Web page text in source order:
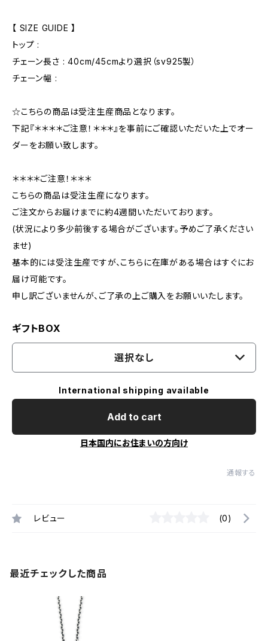
【 SIZE GUIDE 】
トップ :
チェーン長さ : 40cm/45cmより選択（sv925製）
チェーン幅 :
☆こちらの商品は受注生産商品となります。
下記『＊＊＊＊ご注意！＊＊＊』を事前にご確認いただいた上でオー
ダーをお願い致します。
＊＊＊＊ご注意！＊＊＊
こちらの商品は受注生産になります。
ご注文からお届けまでに約4週間いただいております。
(状況により多少前後する場合がございます。予めご了承ください
ませ)
基本的には受注生産ですが、こちらに在庫がある場合はすぐにお
届け可能です。
申し訳ございませんが、ご了承の上ご購入をお願いいたします。
ギフトBOX
選択なし
International shipping available
Add to cart
日本国内にお住まいの方向け
通報する
レビュー (0)
最近チェックした商品